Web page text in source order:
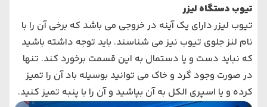
تیوب دستگاه لیزر
تیوب لیزر دارای یک آینه در خروجی می باشد که برخی آن را با
نام لنز جلوی تیوب نیز می شناسند. باید توجه داشته باشید
که نباید دست و یا دستمال به این قسمت برخورد کند. تنها
در صورت وجود گرد و خاک می توانید بوسیله باد آن را تمیز
کرده و یا اسپری الکل به آن بپاشید و آن را با پنبه تمیز کنید.